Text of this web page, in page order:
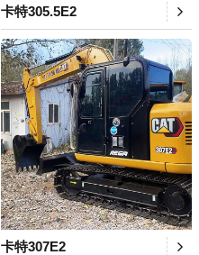
卡特305.5E2
卡特307E2